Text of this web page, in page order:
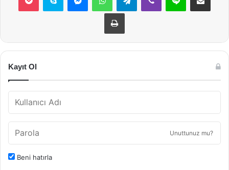
Yazdır
Kayıt Ol
Unuttunuz mu?
Beni hatırla